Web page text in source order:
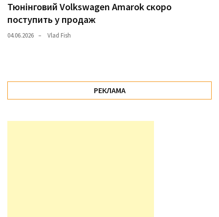
Тюнінговий Volkswagen Amarok скоро
поступить у продаж
04.06.2026 Vlad Fish
РЕКЛАМА